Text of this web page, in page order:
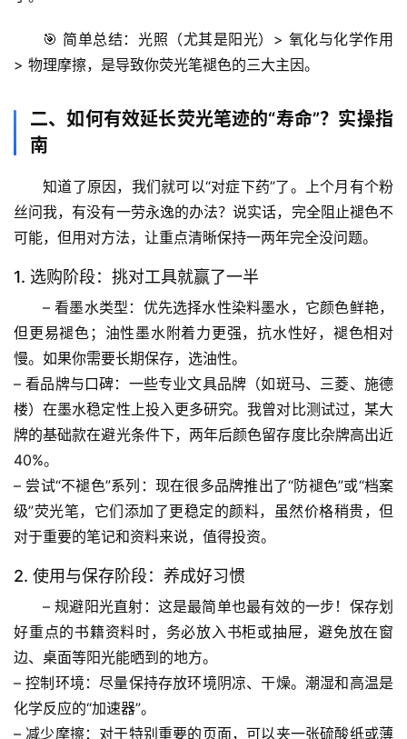
首
题
列
表
自
🎯 简单总结 ：光照（尤其是阳光）> 氧化与化学作用
> 物理摩擦，是导致你荧光笔褪色的三大主因。
二、如何有效延长荧光笔迹的“寿命”？实操指
南
知道了原因，我们就可以“对症下药”了。上个月有个粉
丝问我，有没有一劳永逸的办法？说实话，完全阻止褪色不
可能，但用对方法，让重点清晰保持一两年完全没问题。
1. 选购阶段：挑对工具就赢了一半
– 看墨水类型 ：优先选择水性染料墨水 ，它颜色鲜艳，
但更易褪色； 油性墨水附着力更强，抗水性好，褪色相对
慢。如果你需要长期保存，选油性。
– 看品牌与口碑：一些专业文具品牌（如斑马、三菱、施德
楼）在墨水稳定性上投入更多研究。我曾对比测试过，某大
牌的基础款在避光条件下，两年后颜色留存度比杂牌高出近
40%。
– 尝试“不褪色”系列 ：现在很多品牌推出了“防褪色”或“档案
级”荧光笔，它们添加了更稳定的颜料，虽然价格稍贵，但
对于重要的笔记和资料来说，值得投资。
2. 使用与保存阶段：养成好习惯
– 规避阳光直射 ：这是最简单也最有效的一步！保存划
好重点的书籍资料时，务必放入书柜或抽屉，避免放在窗
边、桌面等阳光能晒到的地方。
– 控制环境 ：尽量保持存放环境阴凉、干燥。潮湿和高温是
化学反应的“加速器”。
– 减少摩擦：对于特别重要的页面，可以夹一张硫酸纸或薄